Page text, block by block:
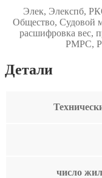
Элек, Элекспб,
Общество, Судовой
расшифровка вес,
РМРС,
Детали
число